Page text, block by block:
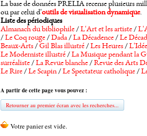
La base de données PRELIA recense plusieurs
ou par celui d'outils de visualisation dynamique.
Liste des périodiques
Almanach du bibliophile/L'Art et les artiste/
/Le Coq rouge/Dada/La Décadence/Le
Beaux-Arts/Gil Blas illustré/Les Heures/
Le Moderniste illustré/La Musique pendant la
surréaliste/La Revue blanche/Revue des Arts
Le Rire/Le Scapin/Le Spectateur catholique/
A partir de cette page vous pouvez :
Retourner au premier écran avec les recherches...